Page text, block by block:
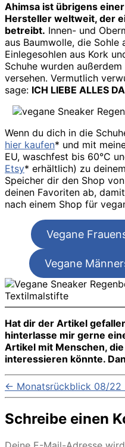
Ahimsa ist übrigens
Hersteller weltweit, der
betreibt. Innen- und
aus Baumwolle, die Sohle
Einlegesohlen aus Kork
Schuhe wurden
versehen. Vermutlich
sage: ICH LIEBE ALLES
Wenn du dich in die
hier kaufen* und mit
EU, waschfest bis 60°C
Etsy* erhältlich) zu
Speicher dir den Shop
deinen Favoriten ab,
nach einem Shop für
Vegane
Vegane
Hat dir der Artikel
hinterlasse mir gerne
Artikel mit Menschen,
interessieren könnte.
← Monatsrückblick 08/22
Schreibe einen